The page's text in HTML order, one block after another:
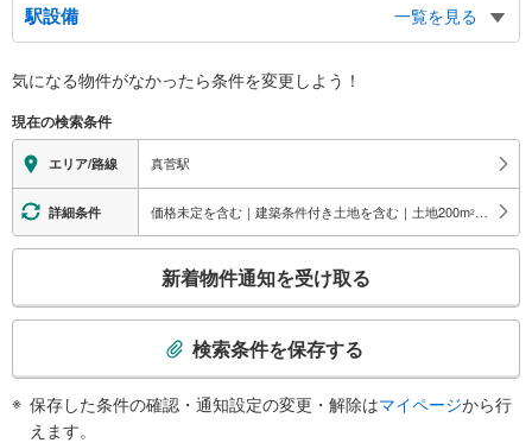
駅設備
一覧を見る
※段差なしでの移動経路
地上⇔改札⇔ホーム：△（スロープ（車椅子専用通路））
トイレ
《多機能トイレ》
・改札内
スロープ
気になる物件がなかったら条件を変更しよう！
現在の検索条件
エリア/路線 真菅駅
詳細条件 価格未定を含む｜建築条件付き土地を含む｜土地200m2 以上
検
新着物件通知を受け取る
検索条件を保存する
保存した条件の確認・通知設定の変更・解除はマイページから行
えます。